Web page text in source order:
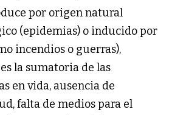
por origen natural
(epidemias) o inducido por
incendios o guerras),
la sumatoria de las
en vida, ausencia de
falta de medios para el